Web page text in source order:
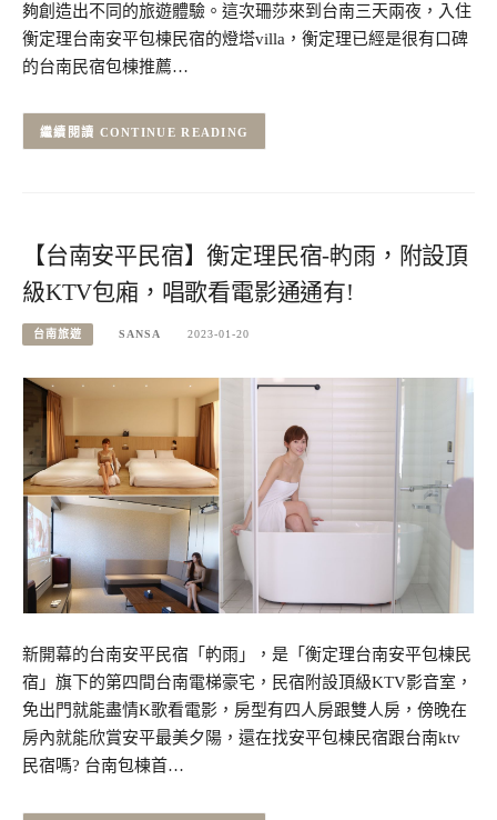
夠創造出不同的旅遊體驗。這次珊莎來到台南三天兩夜，入住
衡定理台南安平包棟民宿的燈塔villa，衡定理已經是很有口碑
的台南民宿包棟推薦…
CONTINUE READING
【台南安平民宿】衡定理民宿-畃雨，附設頂
級KTV包廂，唱歌看電影通通有!
台南旅遊 SANSA 2023-01-20
新開幕的台南安平民宿「畃雨」，是「衡定理台南安平包棟民
宿」旗下的第四間台南電梯豪宅，民宿附設頂級KTV影音室，
免出門就能盡情K歌看電影，房型有四人房跟雙人房，傍晚在
房內就能欣賞安平最美夕陽，還在找安平包棟民宿跟台南ktv
民宿嗎? 台南包棟首…